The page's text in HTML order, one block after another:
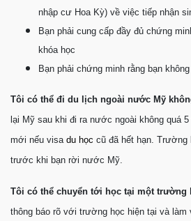
nhập cư Hoa Kỳ) về việc tiếp nhận
Bạn phải cung cấp đầy đủ chứng
khóa học
Bạn phải chứng minh rằng bạn
Tôi có thể đi du lịch ngoài nước Mỹ
lại Mỹ sau khi đi ra nước ngoài không quá
mới nếu visa du học cũ đã hết hạn.
trước khi bạn rời nước Mỹ.
Tôi có thể chuyển tới học tại một trường
thông báo rõ với trường học hiện tại và